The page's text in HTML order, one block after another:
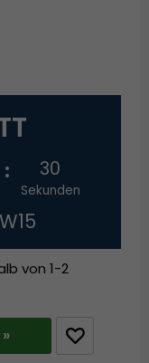
30
Sekunden
von 1-2